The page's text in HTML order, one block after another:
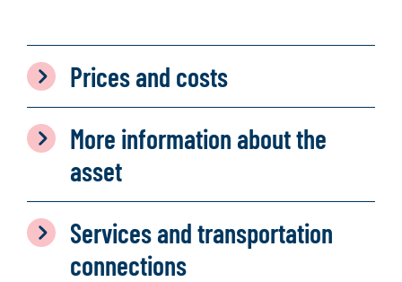
Prices and costs
More information about the
asset
Services and transportation
connections